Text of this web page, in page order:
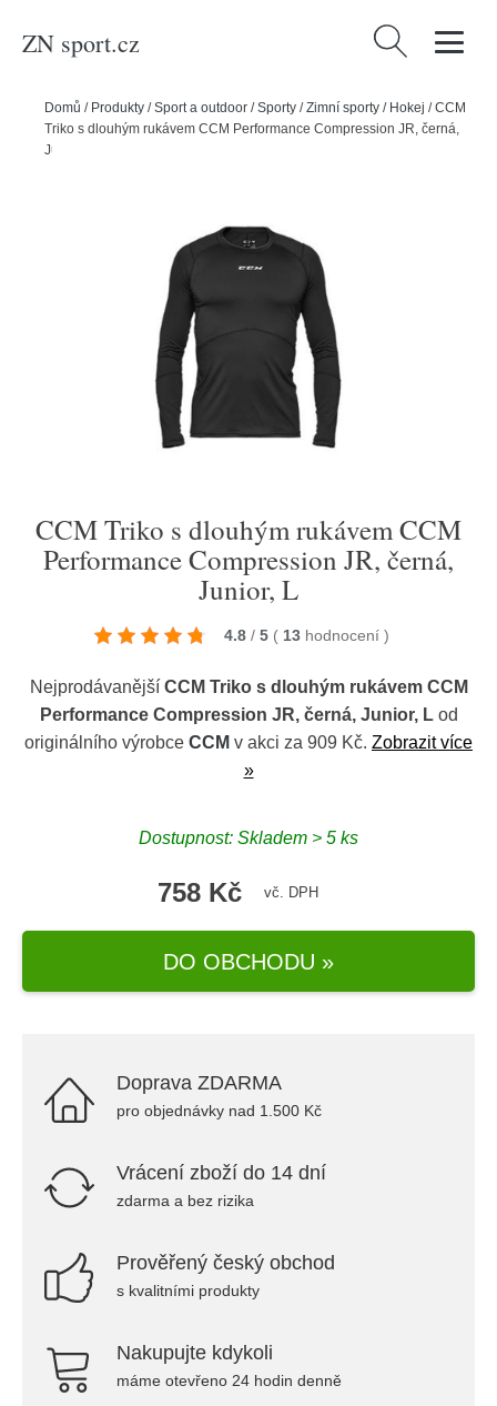
ZN sport.cz Vyhledávání
Domů / Produkty /Sport a outdoor /Sporty /Zimní sporty / Hokej /CCM
Triko s dlouhým rukávem CCM Performance Compression JR, černá,
Junior, L
CCM Triko s dlouhým rukávem CCM
Performance Compression JR, černá,
Junior, L
4.8 / 5 ( 13 hodnocení )
Nejprodávanější CCM Triko s dlouhým rukávem CCM
Performance Compression JR, černá, Junior, Lod
originálního výrobce CCM v akci za 909 Kč. Zobrazit více
»
Dostupnost: Skladem > 5 ks
758 Kč vč. DPH
DO OBCHODU »
Doprava ZDARMA
pro objednávky nad 1.500 Kč
Vrácení zboží do 14 dní
zdarma a bez rizika
Prověřený český obchod
s kvalitními produkty
Nakupujte kdykoli
máme otevřeno 24 hodin denně